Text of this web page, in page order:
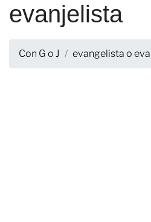
evanjelista
Con G o J evangelista o